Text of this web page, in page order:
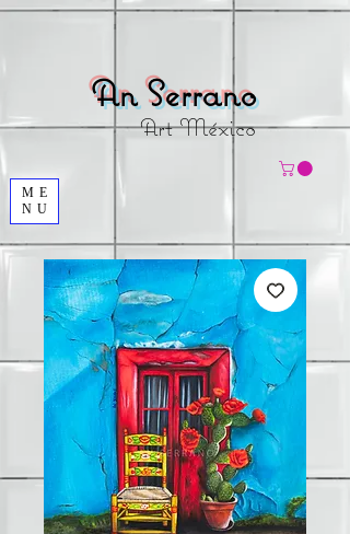
ME
NU
Art México
An Serrano